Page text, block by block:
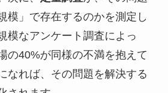
模」で存在するのかを測定し
模なアンケート調査によっ
の40%が同様の不満を抱えて
なれば、その問題を解決する